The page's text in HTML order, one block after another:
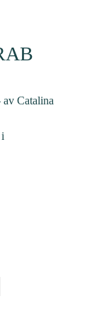
av Catalina